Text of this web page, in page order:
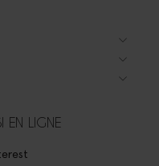
EN LIGNE